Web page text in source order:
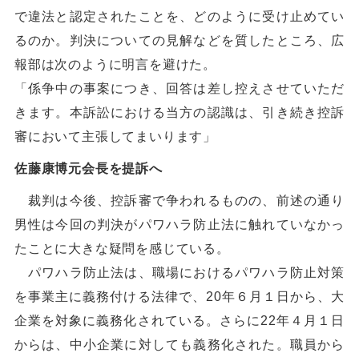
で違法と認定されたことを、どのように受け止めてい
るのか。判決についての見解などを質したところ、広
報部は次のように明言を避けた。
「係争中の事案につき、回答は差し控えさせていただ
きます。本訴訟における当方の認識は、引き続き控訴
審において主張してまいります」
佐藤康博元会長を提訴へ
裁判は今後、控訴審で争われるものの、前述の通り
男性は今回の判決がパワハラ防止法に触れていなかっ
たことに大きな疑問を感じている。
パワハラ防止法は、職場におけるパワハラ防止対策
を事業主に義務付ける法律で、20年６月１日から、大
企業を対象に義務化されている。さらに22年４月１日
からは、中小企業に対しても義務化された。職員から